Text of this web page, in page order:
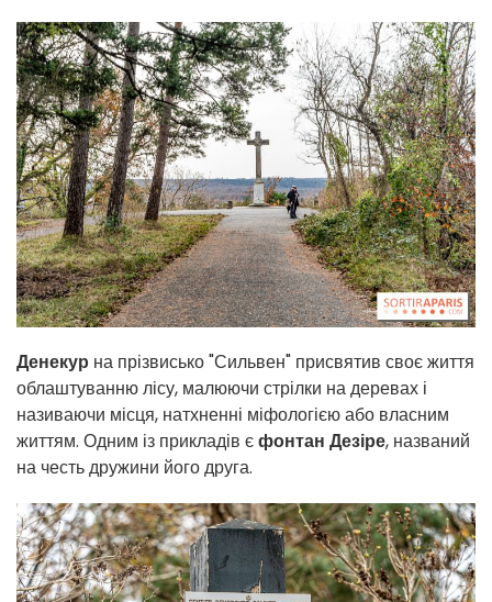
Денекур на прізвисько "Сильвен" присвятив своє життя
облаштуванню лісу, малюючи стрілки на деревах і
називаючи місця, натхненні міфологією або власним
життям. Одним із прикладів єфонтан Дезіре, названий
на честь дружини його друга.